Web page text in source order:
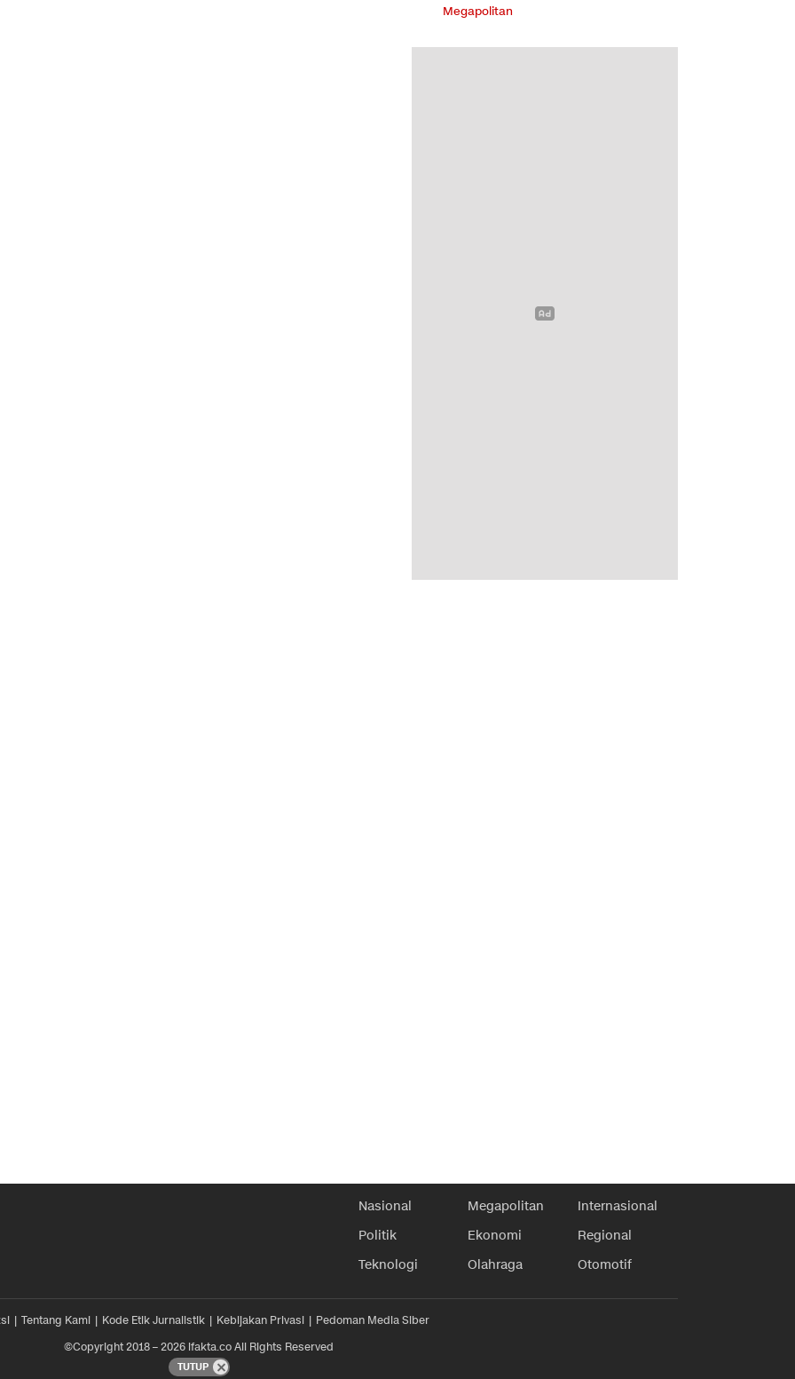
Megapolitan
Nasional Megapolitan
Internasional
Politik
Ekonomi
Regional
Teknologi
Olahraga Otomotif
Tentang Kami Kode Etik Jurnalistik Kebijakan Privasi
Pedoman Media Siber
©Copyright 2018 – 2026 ifakta.co All Rights Reserved
TUTUP